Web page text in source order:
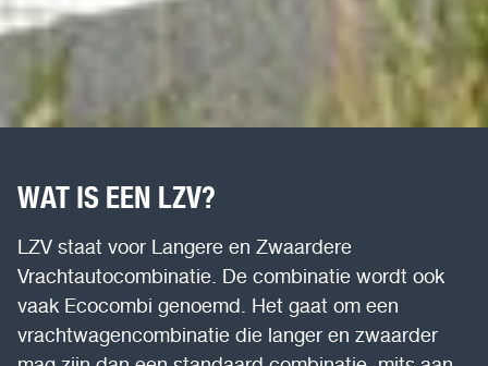
WAT IS EEN LZV?
LZV staat voor Langere en Zwaardere
Vrachtautocombinatie. De combinatie wordt ook
vaak Ecocombi genoemd. Het gaat om een
vrachtwagencombinatie die langer en zwaarder